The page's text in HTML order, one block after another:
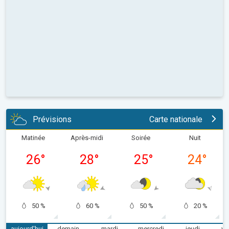
Prévisions Carte nationale
Matinée
26°
50 %
Après-midi
28°
60 %
Soirée
25°
50 %
Nuit
24°
20 %